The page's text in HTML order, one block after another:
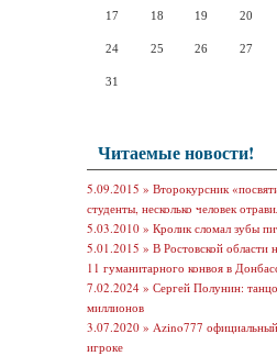
17 18 19 20
24 25 26 27
31
Читаемые новости!
5.09.2015 » Второкурсник
студенты, несколько человек
5.03.2010 » Кролик сломал зубы
5.01.2015 » В Ростовской области
11 гуманитарного конвоя в
7.02.2024 » Сергей Полунин:
миллионов
3.07.2020 » Azino777
игроке